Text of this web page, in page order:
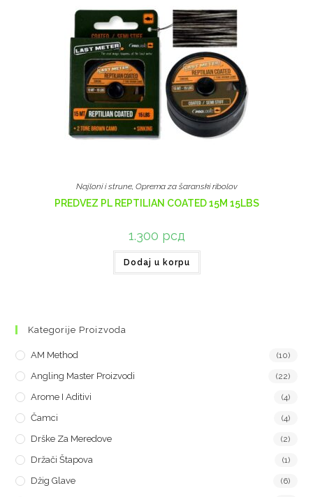
Najloni i strune, Oprema za šaranski ribolov
PREDVEZ PL REPTILIAN COATED 15M 15LBS
1.300 рсд
Dodaj u korpu
Kategorije Proizvoda
AM Method (10)
Angling Master Proizvodi (22)
Arome I Aditivi (4)
Čamci (4)
Drške Za Meredove (2)
Držači Štapova (1)
Džig Glave (6)